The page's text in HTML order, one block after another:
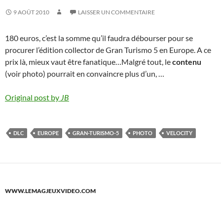
9 AOÛT 2010 LAISSER UN COMMENTAIRE
180 euros, c’est la somme qu’il faudra débourser pour se
procurer l’édition collector de Gran Turismo 5 en Europe. A ce
prix là, mieux vaut être fanatique…Malgré tout, lecontenu
(voir photo) pourrait en convaincre plus d’un, …
Original post by JB
DLC EUROPE GRAN-TURISMO-5 PHOTO VELOCITY
WWW.LEMAGJEUXVIDEO.COM